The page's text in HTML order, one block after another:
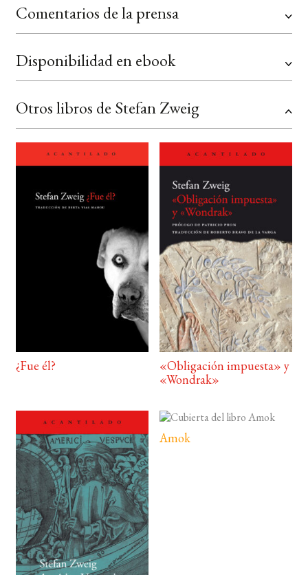
Comentarios de la prensa
Disponibilidad en ebook
Otros libros de Stefan Zweig
¿Fue él?
«Obligación impuesta» y
«Wondrak»
Amok